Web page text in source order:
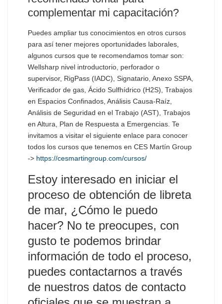
complementar mi capacitación?
Puedes ampliar tus conocimientos en otros cursos
para así tener mejores oportunidades laborales,
algunos cursos que te recomendamos tomar son:
Wellsharp nivel introductorio, perforador o
supervisor, RigPass (IADC), Signatario, Anexo SSPA,
Verificador de gas, Ácido Sulfhídrico (H2S), Trabajos
en Espacios Confinados, Análisis Causa-Raíz,
Análisis de Seguridad en el Trabajo (AST), Trabajos
en Altura, Plan de Respuesta a Emergencias. Te
invitamos a visitar el siguiente enlace para conocer
todos los cursos que tenemos en CES Martín Group
-> https://cesmartingroup.com/cursos/
Estoy interesado en iniciar el
proceso de obtención de libreta
de mar, ¿Cómo le puedo
hacer? No te preocupes, con
gusto te podemos brindar
información de todo el proceso,
puedes contactarnos a través
de nuestros datos de contacto